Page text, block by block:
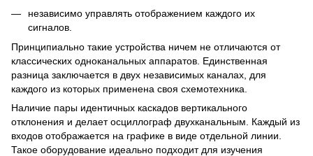
независимо управлять отображением каждого их
сигналов.
Принципиально такие устройства ничем не отличаются от
классических одноканальных аппаратов. Единственная
разница заключается в двух независимых каналах, для
каждого из которых применена своя схемотехника.
Наличие пары идентичных каскадов вертикального
отклонения и делает осциллограф двухканальным. Каждый из
входов отображается на графике в виде отдельной линии.
Такое оборудование идеально подходит для изучения